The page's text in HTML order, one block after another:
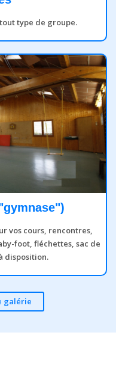
type de groupe.
vos cours, rencontres,
foot, fléchettes, sac de
disposition.
galérie